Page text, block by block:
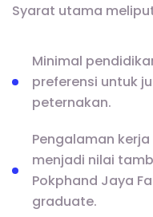
Syarat utama
Minimal
preferensi untuk
peternakan.
Pengalaman
menjadi nilai
Pokphand Jaya
graduate.